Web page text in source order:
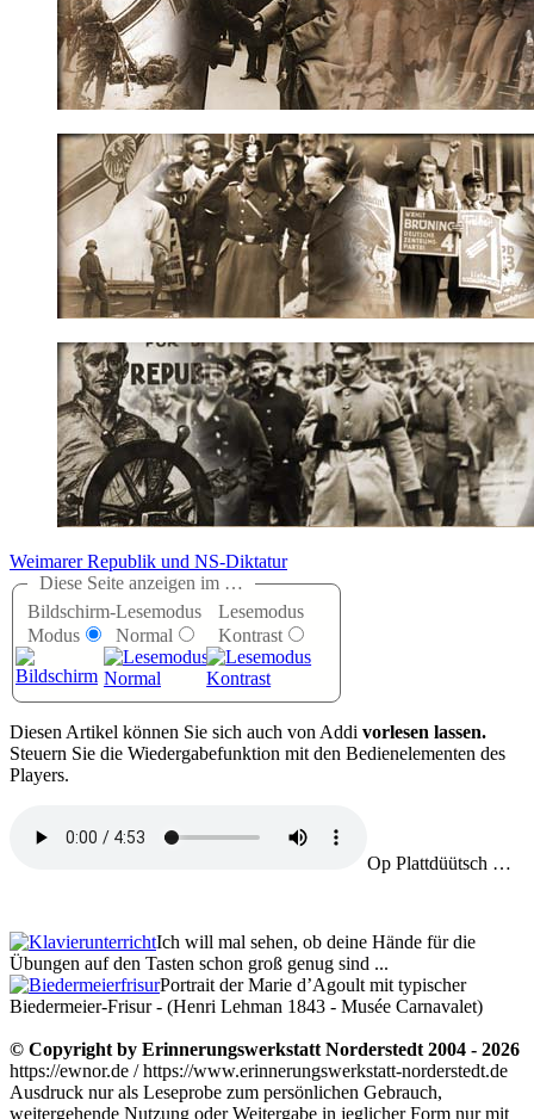
Weimarer Republik und NS-Diktatur
Diese Seite anzeigen im …
Bildschirm-
Modus
Lesemodus
Normal
Lesemodus
Kontrast
Diesen Artikel können Sie sich auch von Addi vorlesen lassen.
Steuern Sie die Wiedergabefunktion mit den Bedienelementen des
Players.
Op Plattdüütsch …
Ich will mal sehen, ob deine Hände für die
Übungen auf den Tasten schon groß genug sind ...
Portrait der Marie d’Agoult mit typischer
Biedermeier-Frisur - (Henri Lehman 1843 - Musée Carnavalet)
© Copyright by Erinnerungswerkstatt Norderstedt 2004 - 2026
https://ewnor.de / https://www.erinnerungswerkstatt-norderstedt.de
Ausdruck nur als Leseprobe zum persönlichen Gebrauch,
weitergehende Nutzung oder Weitergabe in jeglicher Form nur mit